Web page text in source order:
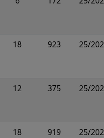
18 923 25/
12 375 25/
18 919 25/